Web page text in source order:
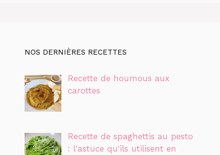
NOS DERNIÈRES RECETTES
Recette de houmous aux
carottes
Recette de spaghettis au pesto
: l'astuce qu'ils utilisent en